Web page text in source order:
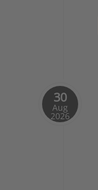
30
Aug
2026